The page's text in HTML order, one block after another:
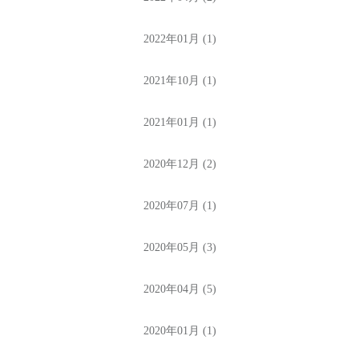
2022年01月 (1)
2021年10月 (1)
2021年01月 (1)
2020年12月 (2)
2020年07月 (1)
2020年05月 (3)
2020年04月 (5)
2020年01月 (1)